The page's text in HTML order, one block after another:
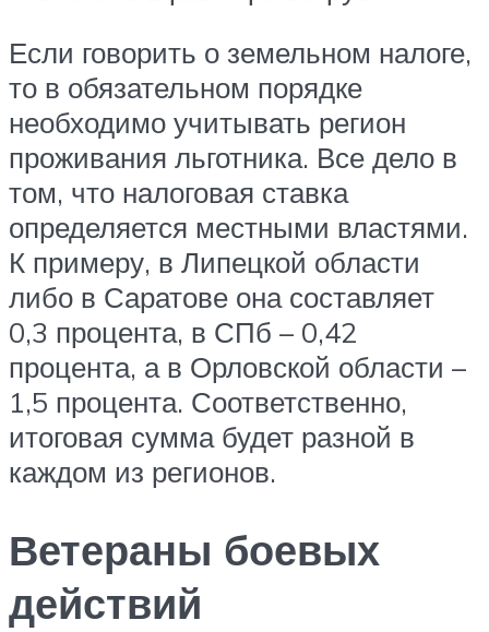
Если говорить о земельном налоге,
то в обязательном порядке
необходимо учитывать регион
проживания льготника. Все дело в
том, что налоговая ставка
определяется местными властями.
К примеру, в Липецкой области
либо в Саратове она составляет
0,3 процента, в СПб – 0,42
процента, а в Орловской области –
1,5 процента. Соответственно,
итоговая сумма будет разной в
каждом из регионов.
Ветераны боевых
действий